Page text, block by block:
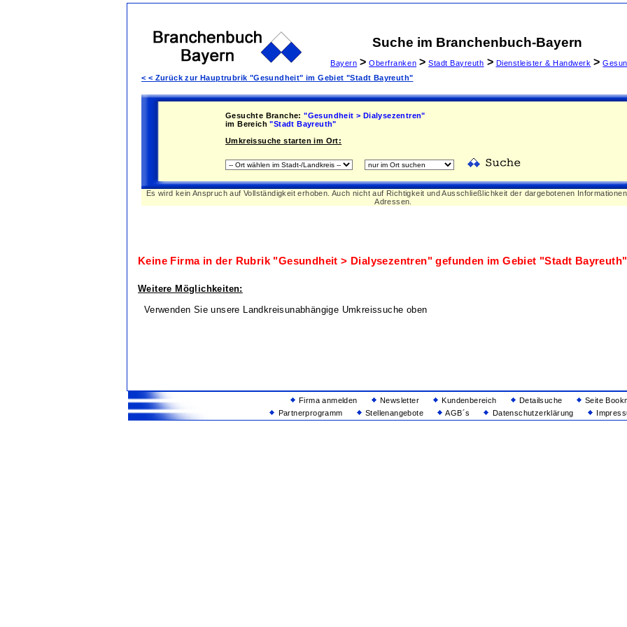
Suche im Branchenbuch-Bayern
Bayern > Oberfranken > Stadt Bayreuth > Dienstleister & Handwerk >
< < Zurück zur Hauptrubrik "Gesundheit" im Gebiet "Stadt Bayreuth"
Gesuchte Branche: "Gesundheit > Dialysezentren"
im Bereich "Stadt Bayreuth"
Umkreissuche starten im Ort:
Es wird kein Anspruch auf Vollständigkeit erhoben. Auch nicht auf Richtigkeit und Ausschließlichkeit der dargebotenen
Adressen.
Keine Firma in der Rubrik "Gesundheit > Dialysezentren" gefunden im Gebiet "Stadt Bayreuth"
Weitere Möglichkeiten:
Verwenden Sie unsere Landkreisunabhängige Umkreissuche oben
Firma anmelden Newsletter Kundenbereich Detailsuche
Seite
Partnerprogramm
Stellenangebote AGB´s Datenschutzerklärung